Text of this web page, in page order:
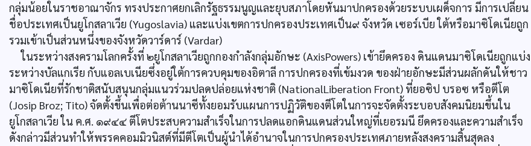
กลุ่มน้อยในราชอาณาจักร ทรงประกาศยกเลิกรัฐธรรมนูญและยุบสภาโดยหันมาปกครองด้วยระบบเผด็จการ มีการเปลี่ยน
ชื่อประเทศเป็นยูโกสลาเวีย (Yugoslavia) และแบ่งเขตการปกครองประเทศเป็น๙ จังหวัด เซอร์เบีย ใต้หรือมาซิโดเนียถูก
รวมเข้าเป็นส่วนหนึ่งของจังหวัดวาร์ดาร์ (Vardar)
ในระหว่างสงครามโลกครั้งที่ ๒ยูโกสลาเวียถูกกองกำลังกลุ่มอักษะ (AxisPowers) เข้ายึดครอง ดินแดนมาซิโดเนียถูกแบ่ง
ระหว่างบัลแกเรีย กับแอลเบเนียซึ่งอยู่ใต้การควบคุมของอิตาลี การปกครองที่เข้มงวด ของฝ่ายอักษะมีส่วนผลักดันให้ชาว
มาซิโดเนียที่รักชาติสนับสนุนกลุ่มแนวร่วมปลดปล่อยแห่งชาติ (NationalLiberation Front) ที่ยอซิป บรอซ หรือตีโต
(Josip Broz; Tito) จัดตั้งขึ้นเพื่อต่อต้านนาซีทั้งยอมรับแผนการปฏิวัติของตีโตในการจะจัดตั้งระบอบสังคมนิยมขึ้นใน
ยูโกสลาเวีย ใน ค.ศ. ๑๙๔๔ ตีโตประสบความสำเร็จในการปลดแอกดินแดนส่วนใหญ่ที่เยอรมนี ยึดครองและความสำเร็จ
ดังกล่าวมีส่วนทำให้พรรคคอมมิวนิสต์ที่มีตีโตเป็นผู้นำได้อำนาจในการปกครองประเทศภายหลังสงครามสิ้นสุดลง